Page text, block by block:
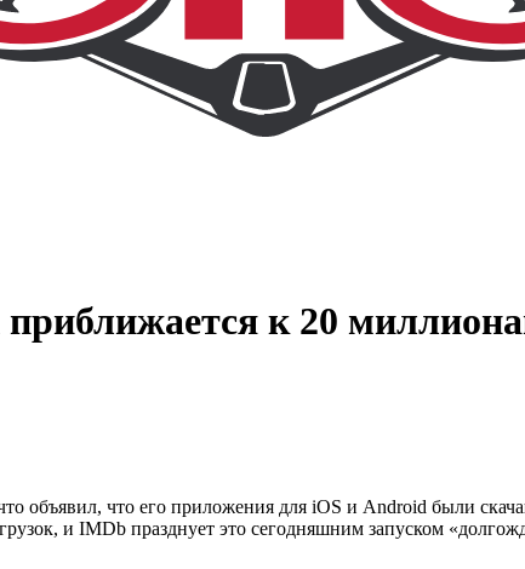
к 20
объявил, что его приложения для iOS и Android были
и IMDb празднует это сегодняшним запуском